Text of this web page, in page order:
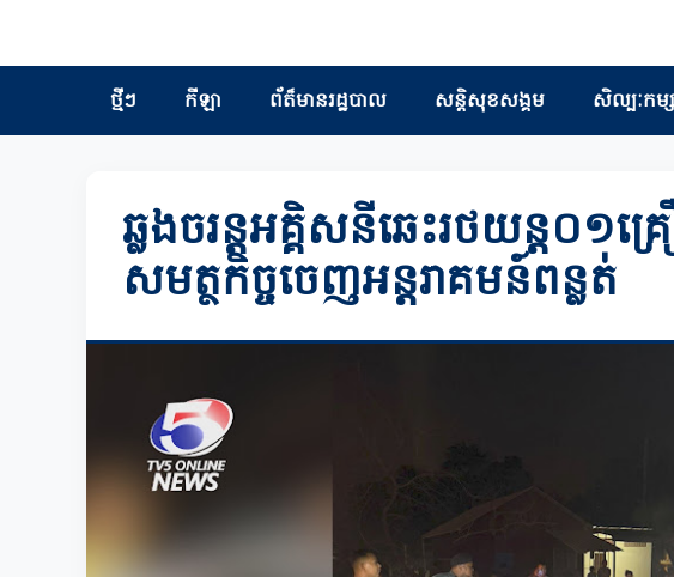
ថ្មីៗ កីឡា ព័ត៏មានរដ្ឋបាល សន្តិសុខសង្គម សិល្បៈកម្ស
ឆ្លងចរន្តអគ្គិសនីឆេះរថយន្ត០១គ្
សមត្ថកិច្ចចេញអន្តរាគមន៍ពន្លត់